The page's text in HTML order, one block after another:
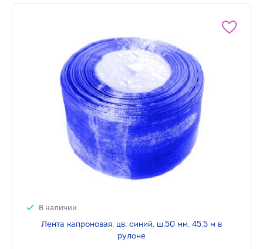
В наличии
Лента капроновая, цв. синий, ш.50 мм, 45,5 м в
рулоне